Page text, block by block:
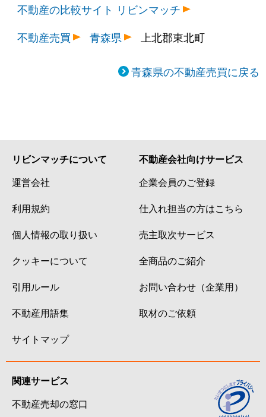
不動産の比較サイト リビンマッチ
不動産売買
青森県 上北郡東北町
青森県の不動産売買に戻る
リビンマッチについて
運営会社
利用規約
個人情報の取り扱い
クッキーについて
引用ルール
不動産用語集
サイトマップ
不動産会社向けサービス
企業会員のご登録
仕入れ担当の方はこちら
売主取次サービス
全商品のご紹介
お問い合わせ（企業用）
取材のご依頼
関連サービス
不動産売却の窓口